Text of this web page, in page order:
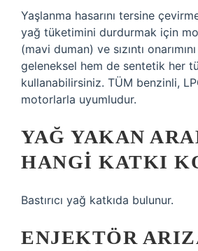
Yaşlanma hasarını tersine
yağ tüketimini durdurmak için
(mavi duman) ve sızıntı
geleneksel hem de sentetik her
kullanabilirsiniz. TÜM benzinli,
motorlarla uyumludur.
YAĞ YAKAN
HANGI KATKI
Bastırıcı yağ katkıda bulunur.
ENJEKTÖR